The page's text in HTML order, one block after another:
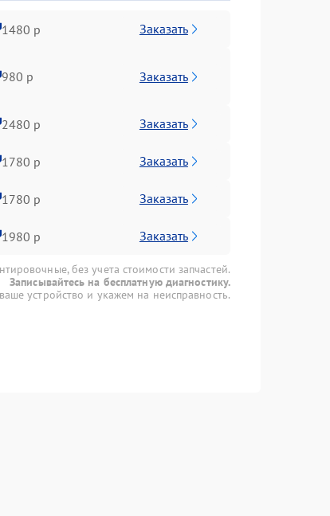
1480 р Заказать
980 р Заказать
2480 р Заказать
1780 р Заказать
1780 р Заказать
1980 р Заказать
без учета стоимости запчастей.
Записывайтесь на бесплатную диагностику.
устройство и укажем на неисправность.